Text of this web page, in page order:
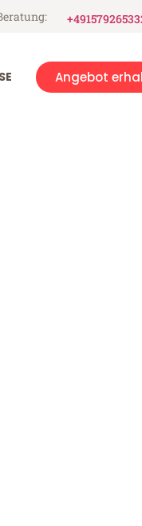
Angebot